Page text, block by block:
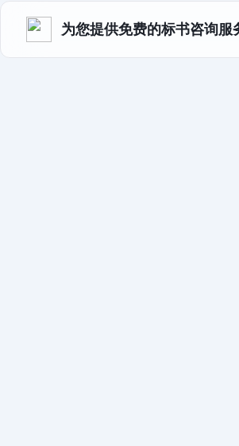
为您提供免费的标书咨询服